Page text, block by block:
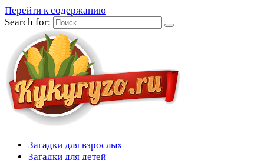
Перейти к содержанию
Search for:
Загадки для взрослых
Загадки для детей